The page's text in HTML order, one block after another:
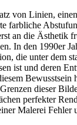
von Linien,
farbliche
an die Ästhetik
In den 1990er
die unter dem
ist und deren
Bewusstsein
dieser
perfekter
Malerei Fehler